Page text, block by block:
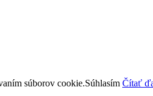
súborov cookie.Súhlasím Čítať